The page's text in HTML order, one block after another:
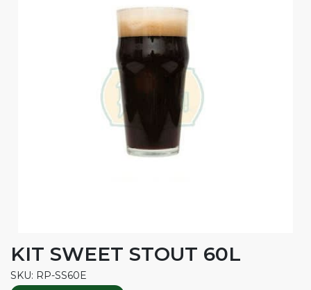
KIT SWEET STOUT 60L
SKU: RP-SS60E